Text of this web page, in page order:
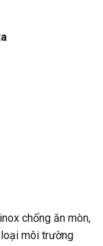
chống ăn mòn,
môi trường